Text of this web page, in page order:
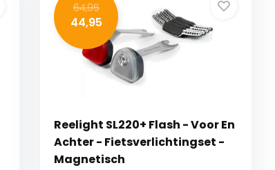
64,95
44,95
Reelight SL220+ Flash - Voor En
Achter - Fietsverlichtingset -
Magnetisch